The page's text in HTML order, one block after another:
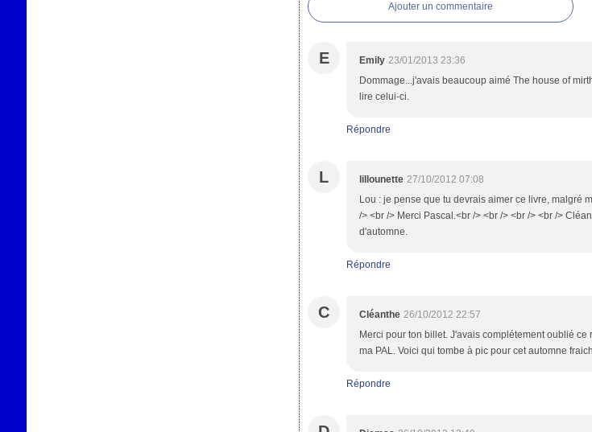
Ajouter un commentaire
E Emily 23/01/2013 23:36
Dommage...j'avais beaucoup aimé The house of
lire celui-ci.
Répondre
L lillounette 27/10/2012 07:08
Lou : je pense que tu devrais aimer ce livre, malgré
/> <br /> Merci Pascal.<br /> <br /> <br /> <br />
d'automne.
Répondre
C Cléanthe 26/10/2012 22:57
Merci pour ton billet. J'avais complétement oublié
ma PAL. Voici qui tombe à pic pour cet automne
Répondre